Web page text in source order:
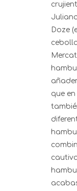
Doze
que